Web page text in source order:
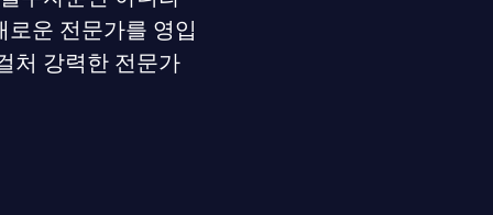
운 전문가를 영입
처 강력한 전문가